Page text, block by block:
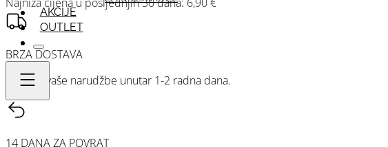
AKCIJE
OUTLET
masnu
kosu
viškom
sebuma
500
ml
sa
Najniža cijena u posljednjih 30 dana: 6,90€
BRZA DOSTAVA
Dostava vaše narudžbe unutar 1-2 radna dana.
14 DANA ZA POVRAT